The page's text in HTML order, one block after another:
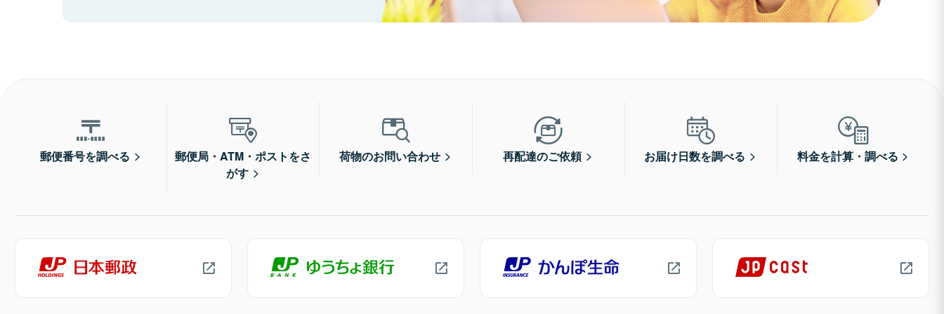
郵便番号を調べる
郵便局・ATM・ポストをさ
がす
荷物のお問い合わせ 再配達のご依頼 お届け日数を調べる 料金を計算・調べる